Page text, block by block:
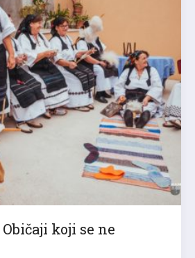
Običaji koji se ne